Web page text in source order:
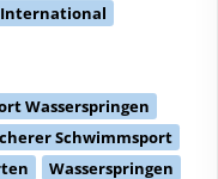
Wasserspringen
Schwimmsport
Wasserspringen